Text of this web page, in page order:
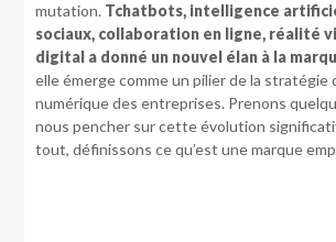
mutation. Tchatbots, intelligence
sociaux, collaboration en ligne, réalité
digital a donné un nouvel élan à la
elle émerge comme un pilier de la
numérique des entreprises. Prenons
nous pencher sur cette évolution
tout, définissons ce qu’est une marque